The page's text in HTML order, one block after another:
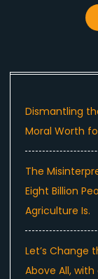
Dismantling
Moral Worth
The
Eight Billion
Agriculture Is.
Let’s Change
Above All,